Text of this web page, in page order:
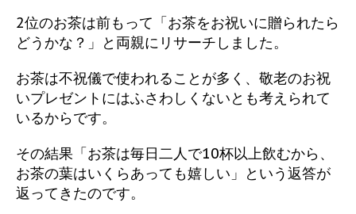
2位のお茶は前もって「お茶をお祝いに贈られたら
どうかな？」と両親にリサーチしました。
お茶は不祝儀で使われることが多く、敬老のお祝
いプレゼントにはふさわしくないとも考えられて
いるからです。
その結果「お茶は毎日二人で10杯以上飲むから、
お茶の葉はいくらあっても嬉しい」という返答が
返ってきたのです。